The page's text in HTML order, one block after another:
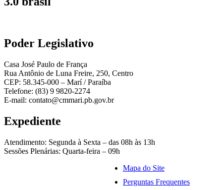
Poder Legislativo
Casa José Paulo de França
Rua Antônio de Luna Freire, 250, Centro
CEP: 58.345-000 – Marí / Paraíba
Telefone: (83) 9 9820-2274
E-mail: contato@cmmari.pb.gov.br
Expediente
Atendimento: Segunda à Sexta – das 08h às 13h
Sessões Plenárias: Quarta-feira – 09h
Mapa do Site
Perguntas Frequentes